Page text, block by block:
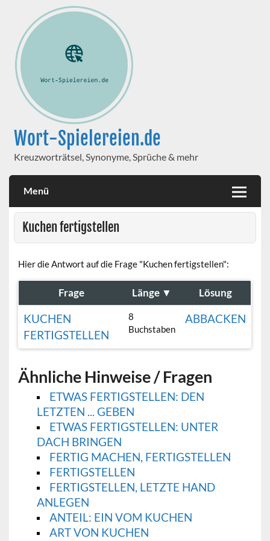
Wort-Spielereien.de
Kreuzworträtsel, Synonyme, Sprüche & mehr
Menü
Kuchen fertigstellen
Hier die Antwort auf die Frage "Kuchen fertigstellen":
Frage Länge ▼ Lösung
KUCHEN
FERTIGSTELLEN
8
Buchstaben
ABBACKEN
Ähnliche Hinweise / Fragen
ETWAS FERTIGSTELLEN: DEN
LETZTEN ... GEBEN
ETWAS FERTIGSTELLEN: UNTER
DACH BRINGEN
FERTIG MACHEN, FERTIGSTELLEN
FERTIGSTELLEN
FERTIGSTELLEN, LETZTE HAND
ANLEGEN
ANTEIL: EIN VOM KUCHEN
ART VON KUCHEN